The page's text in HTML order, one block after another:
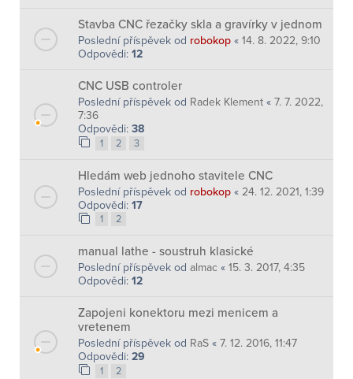
Stavba CNC řezačky skla a gravírky v jednom
Poslední příspěvek od robokop « 14. 8. 2022, 9:10
Odpovědi: 12
CNC USB controler
Poslední příspěvek od Radek Klement « 7. 7. 2022,
7:36
Odpovědi: 38
1 2 3
Hledám web jednoho stavitele CNC
Poslední příspěvek od robokop « 24. 12. 2021, 1:39
Odpovědi: 17
1 2
manual lathe - soustruh klasické
Poslední příspěvek od almac « 15. 3. 2017, 4:35
Odpovědi: 12
Zapojeni konektoru mezi menicem a
vretenem
Poslední příspěvek od RaS « 7. 12. 2016, 11:47
Odpovědi: 29
1 2